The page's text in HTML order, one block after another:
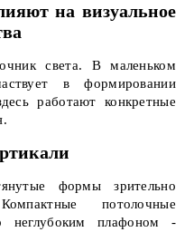
на визуальное
света. В маленьком
в формировании
работают конкретные
формы зрительно
потолочные
неглубоким плафоном -